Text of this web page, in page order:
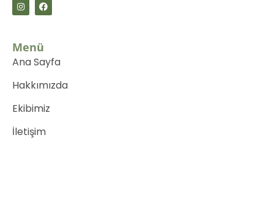
Menü
Ana Sayfa
Hakkımızda
Ekibimiz
İletişim